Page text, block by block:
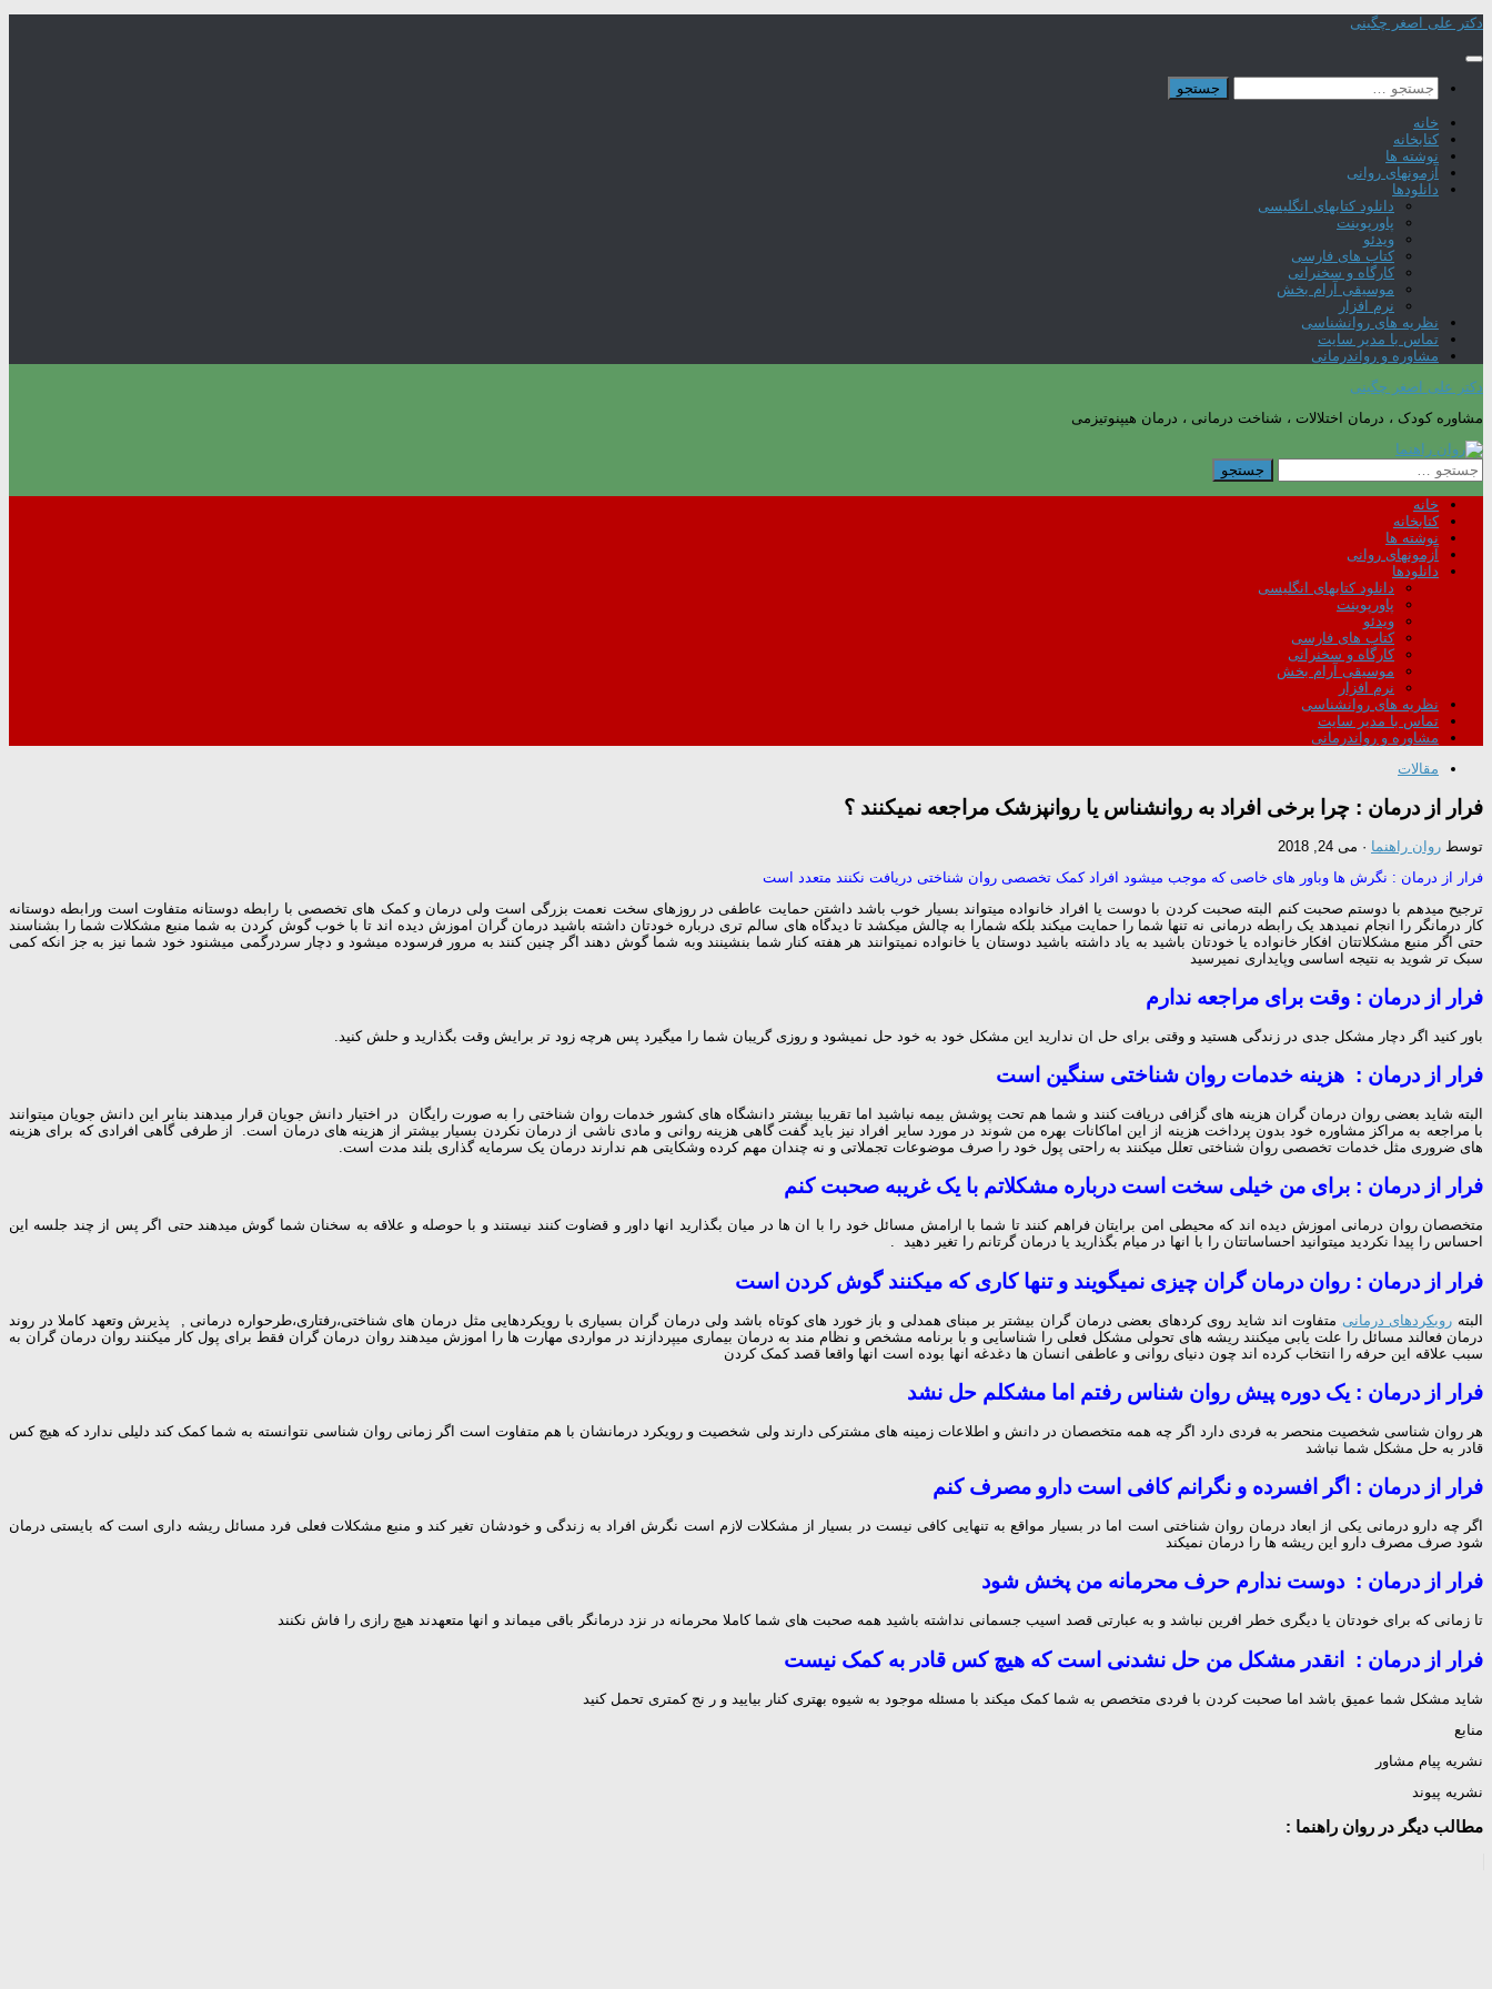
Skip
content
دکتر علی اصغر چگینی
جستجو
برای:
خانه
کتابخانه
نوشته ها
آزمونهای روانی
دانلودها
دانلود کتابهای انگلیسی
پاورپوینت
ویدئو
کتاب های فارسی
کارگاه و سخنرانی
موسیقی آرام بخش
نرم افزار
نظریه های روانشناسی
تماس با مدیر سایت
مشاوره و رواندرمانی
دکتر علی اصغر چگینی
مشاوره کودک ، درمان اختلالات ، شناخت درمانی ، درمان هیپنوتیزمی
جستجو
برای:
خانه
کتابخانه
نوشته ها
آزمونهای روانی
دانلودها
دانلود کتابهای انگلیسی
پاورپوینت
ویدئو
کتاب های فارسی
کارگاه و سخنرانی
موسیقی آرام بخش
نرم افزار
نظریه های روانشناسی
تماس با مدیر سایت
مشاوره و رواندرمانی
مقالات
فرار از درمان : چرا برخی افراد به روانشناس یا روانپزشک مراجعه نمیکنند ؟
توسط روان راهنما · می 24, 2018
فرار از درمان : نگرش ها وباور های خاصی که موجب میشود افراد کمک تخصصی روان شناختی دریافت نکنند متعدد است
ترجیح میدهم با دوستم صحبت کنم البته صحبت کردن با دوست یا افراد خانواده میتواند بسیار خوب باشد داشتن حمایت عاطفی در روزهای سخت نعمت بزرگی است ولی درمان و کمک های تخصصی با رابطه دوستانه متفاوت است ورابطه دوستانه
کار درمانگر را انجام نمیدهد یک رابطه درمانی نه تنها شما را حمایت میکند بلکه شمارا به چالش میکشد تا دیدگاه های سالم تری درباره خودتان داشته باشید درمان گران اموزش دیده اند تا با خوب گوش کردن به شما منبع مشکلات شما را بشناسند
حتی اگر منبع مشکلاتتان افکار خانواده یا خودتان باشید به یاد داشته باشید دوستان یا خانواده نمیتوانند هر هفته کنار شما بنشینند وبه شما گوش دهند اگر چنین کنند به مرور فرسوده میشود و دچار سردرگمی میشنود خود شما نیز به جز انکه کمی
سبک تر شوید به نتیجه اساسی وپایداری نمیرسید
فرار از درمان : وقت برای مراجعه ندارم
باور کنید اگر دچار مشکل جدی در زندگی هستید و وقتی برای حل ان ندارید این مشکل خود به خود حل نمیشود و روزی گریبان شما را میگیرد پس هرچه زود تر برایش وقت بگذارید و حلش کنید.
فرار از درمان : هزینه خدمات روان شناختی سنگین است
البته شاید بعضی روان درمان گران هزینه های گزافی دریافت کنند و شما هم تحت پوشش بیمه نباشید اما تقریبا بیشتر دانشگاه های کشور خدمات روان شناختی را به صورت رایگان در اختیار دانش جویان قرار میدهند بنابر این دانش جویان میتوانند
با مراجعه به مراکز مشاوره خود بدون پرداخت هزینه از این اماکانات بهره من شوند در مورد سایر افراد نیز باید گفت گاهی هزینه روانی و مادی ناشی از درمان نکردن بسیار بیشتر از هزینه های درمان است. از طرفی گاهی افرادی که برای هزینه
های ضروری مثل خدمات تخصصی روان شناختی تعلل میکنند به راحتی پول خود را صرف موضوعات تجملاتی و نه چندان مهم کرده وشکایتی هم ندارند درمان یک سرمایه گذاری بلند مدت است.
فرار از درمان : برای من خیلی سخت است درباره مشکلاتم با یک غریبه صحبت کنم
متخصصان روان درمانی اموزش دیده اند که محیطی امن برایتان فراهم کنند تا شما با ارامش مسائل خود را با ان ها در میان بگذارید انها داور و قضاوت کنند نیستند و با حوصله و علاقه به سخنان شما گوش میدهند حتی اگر پس از چند جلسه این
احساس را پیدا نکردید میتوانید احساساتتان را با انها در میام بگذارید یا درمان گرتانم را تغیر دهید .
فرار از درمان : روان درمان گران چیزی نمیگویند و تنها کاری که میکنند گوش کردن است
البته رویکردهای درمانی متفاوت اند شاید روی کردهای بعضی درمان گران بیشتر بر مبنای همدلی و باز خورد های کوتاه باشد ولی درمان گران بسیاری با رویکردهایی مثل درمان های شناختی،رفتاری،طرحواره درمانی , پذیرش وتعهد کاملا در روند
درمان فعالند مسائل را علت یابی میکنند ریشه های تحولی مشکل فعلی را شناسایی و با برنامه مشخص و نظام مند به درمان بیماری میپردازند در مواردی مهارت ها را اموزش میدهند روان درمان گران فقط برای پول کار میکنند روان درمان گران به
سبب علاقه این حرفه را انتخاب کرده اند چون دنیای روانی و عاطفی انسان ها دغدغه انها بوده است انها واقعا قصد کمک کردن
فرار از درمان : یک دوره پیش روان شناس رفتم اما مشکلم حل نشد
هر روان شناسی شخصیت منحصر به فردی دارد اگر چه همه متخصصان در دانش و اطلاعات زمینه های مشترکی دارند ولی شخصیت و رویکرد درمانشان با هم متفاوت است اگر زمانی روان شناسی نتوانسته به شما کمک کند دلیلی ندارد که هیچ کس
قادر به حل مشکل شما نباشد
فرار از درمان : اگر افسرده و نگرانم کافی است دارو مصرف کنم
اگر چه دارو درمانی یکی از ابعاد درمان روان شناختی است اما در بسیار مواقع به تنهایی کافی نیست در بسیار از مشکلات لازم است نگرش افراد به زندگی و خودشان تغیر کند و منبع مشکلات فعلی فرد مسائل ریشه داری است که بایستی درمان
شود صرف مصرف دارو این ریشه ها را درمان نمیکند
فرار از درمان : دوست ندارم حرف محرمانه من پخش شود
تا زمانی که برای خودتان یا دیگری خطر افرین نباشد و به عبارتی قصد اسیب جسمانی نداشته باشید همه صحبت های شما کاملا محرمانه در نزد درمانگر باقی میماند و انها متعهدند هیچ رازی را فاش نکنند
فرار از درمان : انقدر مشکل من حل نشدنی است که هیچ کس قادر به کمک نیست
شاید مشکل شما عمیق باشد اما صحبت کردن با فردی متخصص به شما کمک میکند با مسئله موجود به شیوه بهتری کنار بیایید و ر نج کمتری تحمل کنید
منابع
نشریه پیام مشاور
نشریه پیوند
مطالب دیگر در روان راهنما :